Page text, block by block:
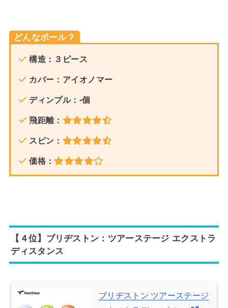
どんなボール？
構造：３ピース
カバー：アイオノマー
ディンプル：-個
飛距離：
スピン：
価格：
【４位】ブリヂストン：ツアーステージ エクストラ
ディスタンス
ブリヂストン ツアーステージ